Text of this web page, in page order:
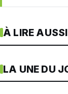
À LIRE AUSSI
LA UNE DU